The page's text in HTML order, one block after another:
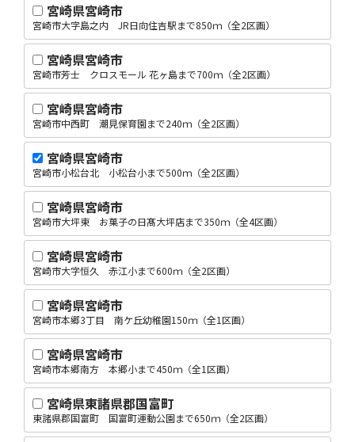
宮崎県宮崎市
宮崎市大字島之内 JR日向住吉駅まで850ｍ（全2区画）
宮崎県宮崎市
宮崎市芳士 クロスモール 花ヶ島まで700ｍ（全2区画）
宮崎県宮崎市
宮崎市中西町 潮見保育園まで240ｍ（全2区画）
宮崎県宮崎市
宮崎市小松台北 小松台小まで500ｍ（全2区画）
宮崎県宮崎市
宮崎市大坪東 お菓子の日髙大坪店まで350ｍ（全4区画）
宮崎県宮崎市
宮崎市大字恒久 赤江小まで600ｍ（全2区画）
宮崎県宮崎市
宮崎市本郷3丁目 南ケ丘幼稚園150ｍ（全1区画）
宮崎県宮崎市
宮崎市本郷南方 本郷小まで450ｍ（全1区画）
宮崎県東諸県郡国富町
東諸県郡国富町 国富町運動公園まで650ｍ（全2区画）